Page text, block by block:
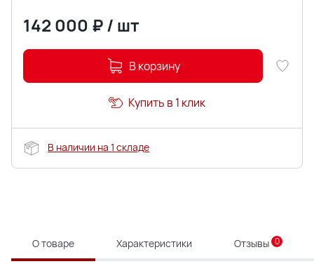
142 000 ₽/ шт
В корзину
Купить в 1 клик
В наличии на 1 складе
О товаре Характеристики Отзывы 0